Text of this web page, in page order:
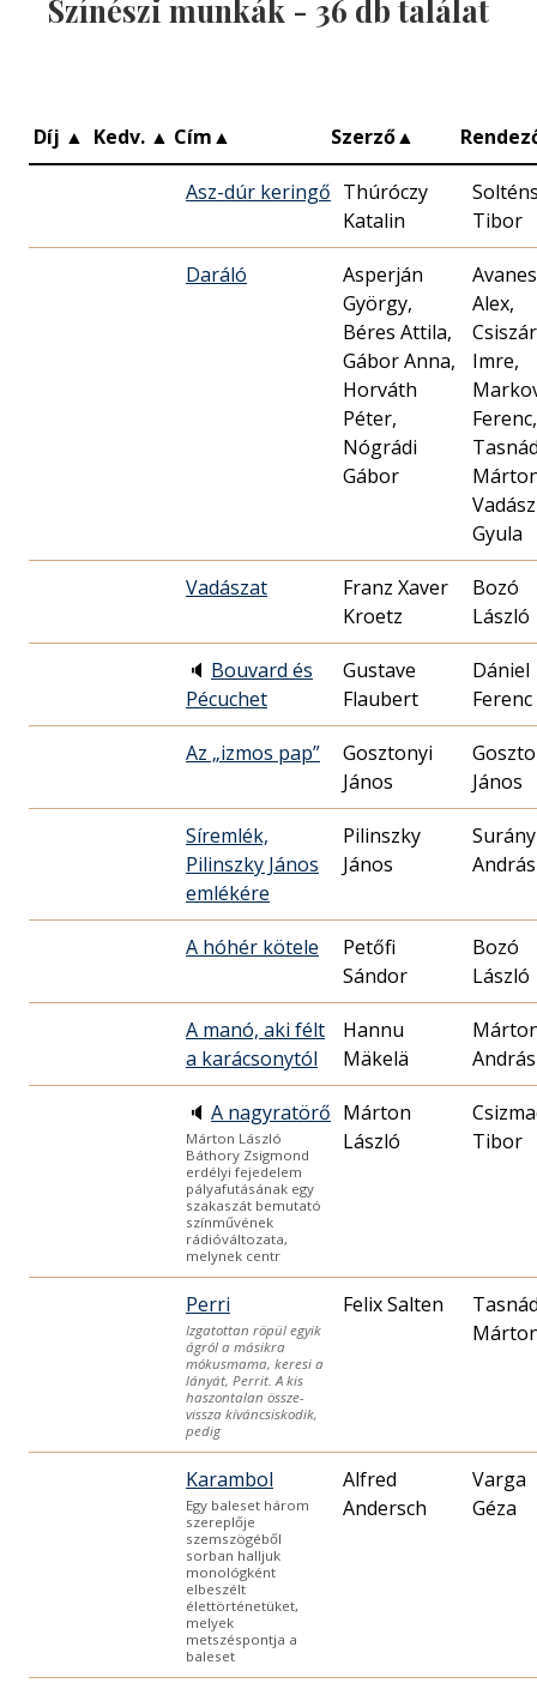
Színészi munkák - 36 db találat
Díj ▲ Kedv. ▲ Cím▲ Szerző▲
Asz-dúr keringő Thúróczy
Katalin
Tibor
Daráló
Asperján
György,
Béres Attila,
Gábor Anna,
Horváth
Péter,
Nógrádi
Gábor
Alex,
Csiszár
Imre,
Ferenc,
Vadász
Gyula
Vadászat
Franz Xaver
Kroetz
Bozó
László
🔈 Bouvard és
Pécuchet
Gustave
Flaubert
Dániel
Ferenc
Az „izmos pap”
Gosztonyi
János
János
Síremlék,
Pilinszky János
emlékére
Pilinszky
János
András
A hóhér kötele
Petőfi
Sándor
Bozó
László
A manó, aki félt
a karácsonytól
Hannu
Mäkelä
András
🔈 A nagyratörő
Márton László
Báthory Zsigmond
erdélyi fejedelem
pályafutásának egy
szakaszát bemutató
színművének
rádióváltozata,
melynek centr
Márton
László
Tibor
Perri
Izgatottan röpül egyik
ágról a másikra
mókusmama, keresi a
lányát, Perrit. A kis
haszontalan össze-
vissza kíváncsiskodik,
pedig
Felix Salten
Karambol
Egy baleset három
szereplője
szemszögéből
sorban halljuk
monológként
elbeszélt
élettörténetüket,
melyek
metszéspontja a
baleset
Alfred
Andersch
Varga
Géza